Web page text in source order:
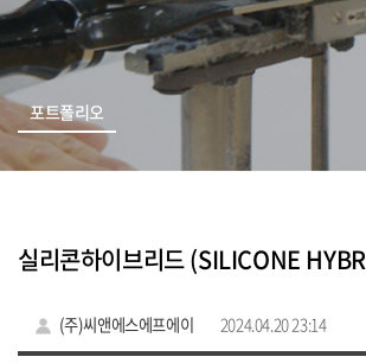
포트폴리오
실리콘하이브리드 (SILICONE
(주)씨앤에스에프에이 2024.04.20 23:14